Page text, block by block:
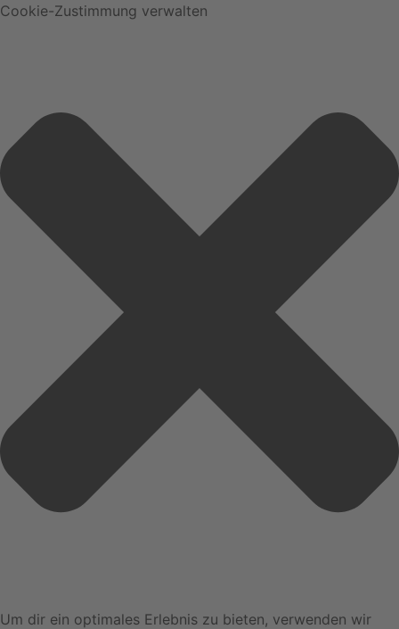
Cookie-Zustimmung verwalten
Um dir ein optimales Erlebnis zu bieten, verwenden wir